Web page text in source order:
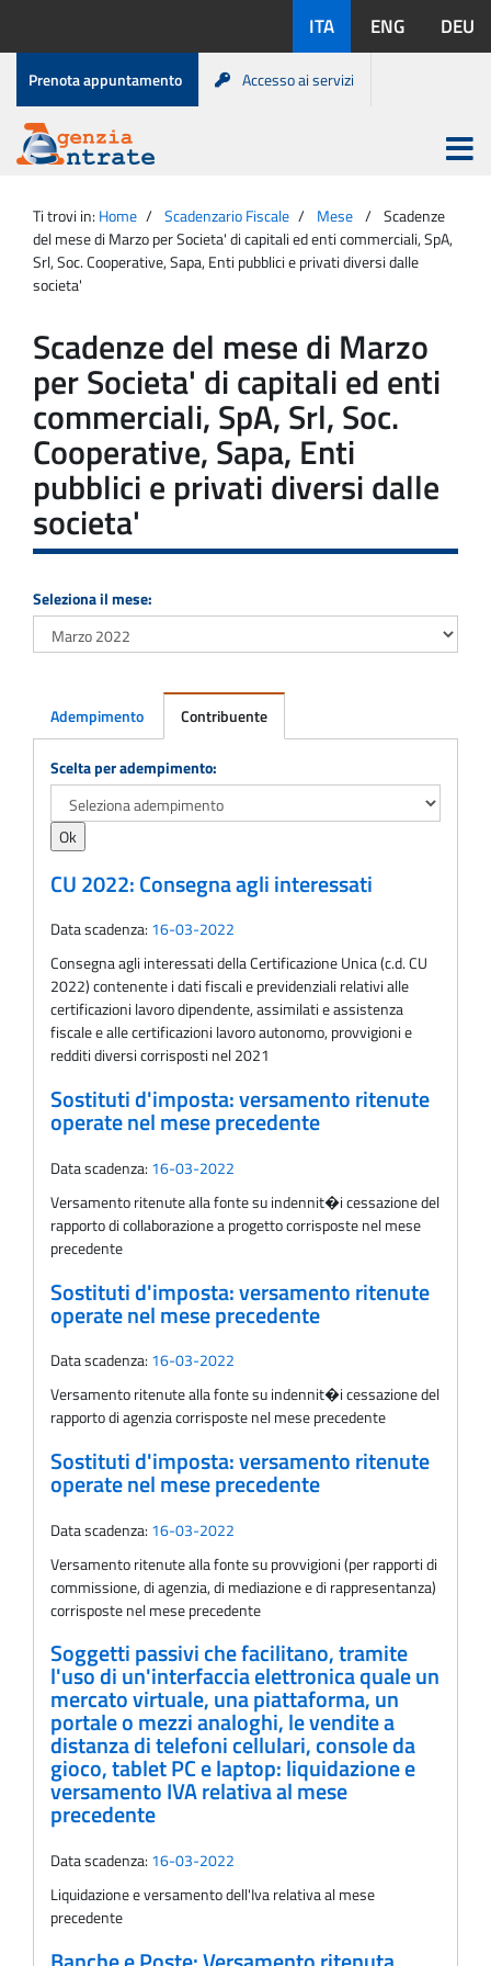
contenuto
disponibili:
ITA ENG DEU
Menu
di
servizio
Prenota appuntamento Accesso ai servizi
Agenzia
Entrate
Apri
menu
principale
Ti trovi in: Home Scadenzario Fiscale Mese
Scadenze
del mese di Marzo per Societa' di capitali ed enti commerciali, SpA,
Srl, Soc. Cooperative, Sapa, Enti pubblici e privati diversi dalle
societa'
Scadenze del mese di Marzo
per Societa' di capitali ed enti
commerciali, SpA, Srl, Soc.
Cooperative, Sapa, Enti
pubblici e privati diversi dalle
societa'
Seleziona il mese:
Adempimento Contribuente
Adempimento
Scelta per adempimento:
CU 2022: Consegna agli interessati
Data scadenza: 16-03-2022
Consegna agli interessati della Certificazione Unica (c.d. CU
2022) contenente i dati fiscali e previdenziali relativi alle
certificazioni lavoro dipendente, assimilati e assistenza
fiscale e alle certificazioni lavoro autonomo, provvigioni e
redditi diversi corrisposti nel 2021
Sostituti d'imposta: versamento ritenute
operate nel mese precedente
Data scadenza: 16-03-2022
Versamento ritenute alla fonte su indennit�i cessazione del
rapporto di collaborazione a progetto corrisposte nel mese
precedente
Sostituti d'imposta: versamento ritenute
operate nel mese precedente
Data scadenza: 16-03-2022
Versamento ritenute alla fonte su indennit�i cessazione del
rapporto di agenzia corrisposte nel mese precedente
Sostituti d'imposta: versamento ritenute
operate nel mese precedente
Data scadenza: 16-03-2022
Versamento ritenute alla fonte su provvigioni (per rapporti di
commissione, di agenzia, di mediazione e di rappresentanza)
corrisposte nel mese precedente
Soggetti passivi che facilitano, tramite
l'uso di un'interfaccia elettronica quale un
mercato virtuale, una piattaforma, un
portale o mezzi analoghi, le vendite a
distanza di telefoni cellulari, console da
gioco, tablet PC e laptop: liquidazione e
versamento IVA relativa al mese
precedente
Data scadenza: 16-03-2022
Liquidazione e versamento dell'Iva relativa al mese
precedente